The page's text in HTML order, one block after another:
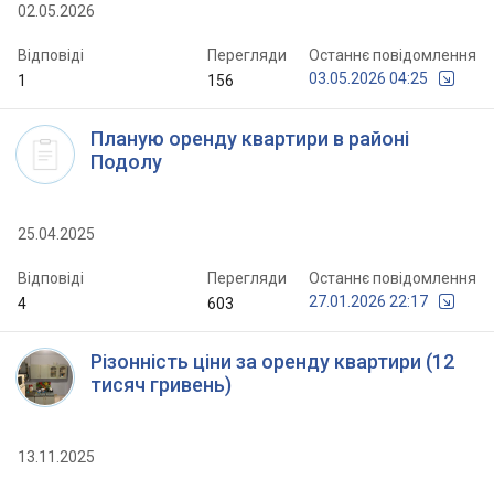
02.05.2026
Відповіді
1
Перегляди
156
Останнє повідомлення
03.05.2026 04:25
Планую оренду квартири в районі
Подолу
25.04.2025
Відповіді
4
Перегляди
603
Останнє повідомлення
27.01.2026 22:17
Різонність ціни за оренду квартири (12
тисяч гривень)
13.11.2025